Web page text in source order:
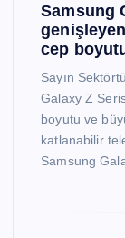
Samsung
cep
Sayın
Galaxy Z
boyutu ve
katlanabilir
Samsung